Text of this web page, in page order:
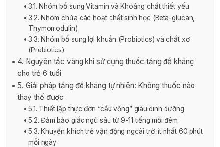
3.1. Nhóm bổ sung Vitamin và Khoáng chất thiết yếu
3.2. Nhóm chứa các hoạt chất sinh học (Beta-glucan,
Thymomodulin)
3.3. Nhóm bổ sung lợi khuẩn (Probiotics) và chất xơ
(Prebiotics)
4. Nguyên tắc vàng khi sử dụng thuốc tăng đề kháng
cho trẻ 6 tuổi
5. Giải pháp tăng đề kháng tự nhiên: Không thuốc nào
thay thế được
5.1. Thiết lập thực đơn “cầu vồng” giàu dinh dưỡng
5.2. Đảm bảo giấc ngủ sâu từ 9-11 tiếng mỗi đêm
5.3. Khuyến khích trẻ vận động ngoài trời ít nhất 60 phút
mỗi ngày